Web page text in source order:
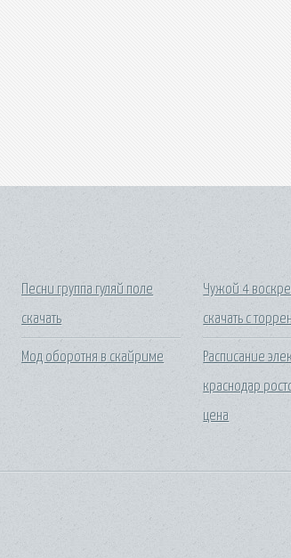
Песни группа гуляй поле
скачать
Мод оборотня в скайриме
Чужой 4
скачать с
Расписание
краснодар
цена